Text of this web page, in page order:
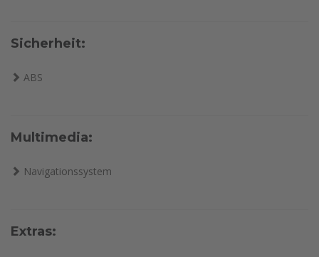
Sicherheit:
ABS
Multimedia:
Navigationssystem
Extras: